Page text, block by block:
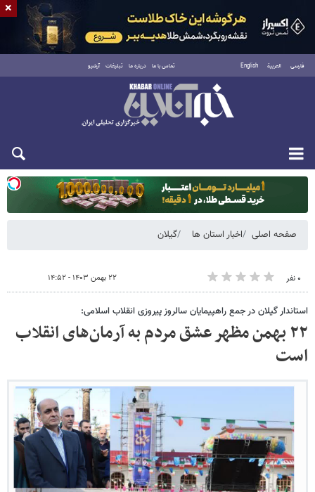
فارسی العربية English تماس با ما درباره ما تبلیغات آرشیو
یکشنبه ۱۸ مرداد ۱۴۰۵
صفحه اصلی اخبار استان ها گیلان
۰ نفر ۲۲ بهمن ۱۴۰۳ - ۱۴:۵۲
استاندار گیلان در جمع راهپیمایان سالروز پیروزی انقلاب اسلامی:
۲۲ بهمن مظهر عشق مردم به آرمان‌های انقلاب
است
×